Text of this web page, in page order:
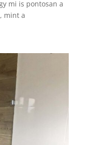
mi is pontosan a
mint a